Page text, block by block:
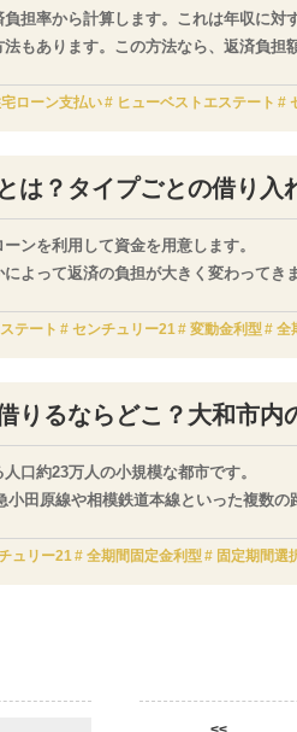
担率から計算します。これは年収に対
もあります。この方法なら、返済負
ローン支払い ヒューベストエステート
は？タイプごとの借り入
ンを利用して資金を用意します。
よって返済の負担が大きく変わってき
テート センチュリー21 変動金利型 全
りるならどこ？大和市内
口約23万人の小規模な都市です。
田原線や相模鉄道本線といった複数
めの金融機関と、各社から提供されて
ュリー21 全期間固定金利型 固定期間選